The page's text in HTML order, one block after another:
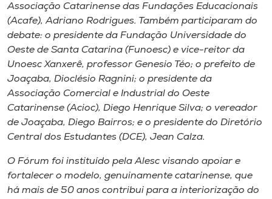
Selecione
o idioma
Associação Catarinense das Fundações Educacionais
(Acafe), Adriano Rodrigues. Também participaram do
debate: o presidente da Fundação Universidade do
Oeste de Santa Catarina (Funoesc) e vice-reitor da
Unoesc Xanxerê, professor Genesio Téo; o prefeito de
Joaçaba, Dioclésio Ragnini; o presidente da
Associação Comercial e Industrial do Oeste
Catarinense (Acioc), Diego Henrique Silva; o vereador
de Joaçaba, Diego Bairros; e o presidente do Diretório
Central dos Estudantes (DCE), Jean Calza.
O Fórum foi instituído pela Alesc visando apoiar e
fortalecer o modelo, genuinamente catarinense, que
há mais de 50 anos contribui para a interiorização do